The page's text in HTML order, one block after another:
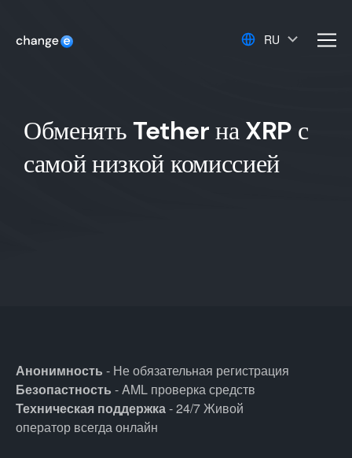
RU
Обменять Tether на XRP с
самой низкой комиссией
Анонимность - Не обязательная регистрация
Безопастность - AML проверка средств
Техническая поддержка- 24/7 Живой
оператор всегда онлайн